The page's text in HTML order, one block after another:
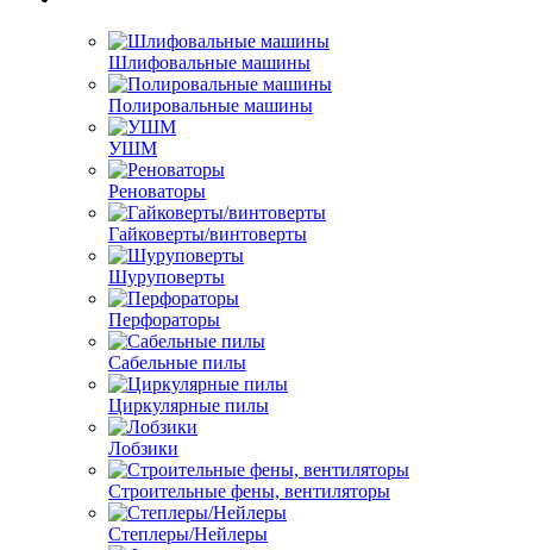
Шлифовальные машины
Полировальные машины
УШМ
Реноваторы
Гайковерты/винтоверты
Шуруповерты
Перфораторы
Сабельные пилы
Циркулярные пилы
Лобзики
Строительные фены, вентиляторы
Степлеры/Нейлеры